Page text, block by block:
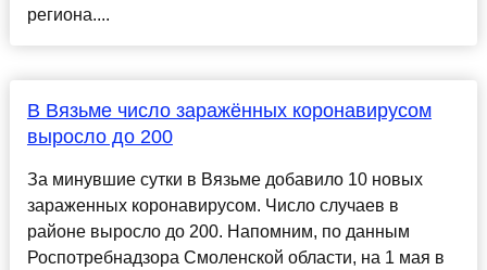
региона....
В Вязьме число заражённых коронавирусом
выросло до 200
За минувшие сутки в Вязьме добавило 10 новых
зараженных коронавирусом. Число случаев в
районе выросло до 200. Напомним, по данным
Роспотребнадзора Смоленской области, на 1 мая в